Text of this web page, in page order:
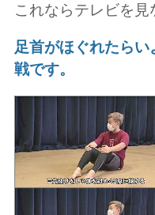
これならテレビを見
足首がほぐれたら
戦です。